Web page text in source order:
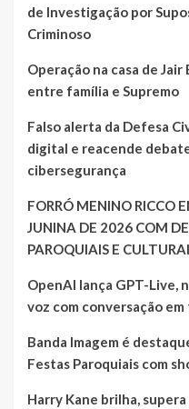
de Investigação por
Criminoso
Operação na casa de
entre família e Supremo
Falso alerta da Defesa
digital e reacende
cibersegurança
FORRÓ MENINO RICCO
JUNINA DE 2026 COM
PAROQUIAIS E
OpenAI lança GPT-Live,
voz com conversação
Banda Imagem é
Festas Paroquiais com
Harry Kane brilha,